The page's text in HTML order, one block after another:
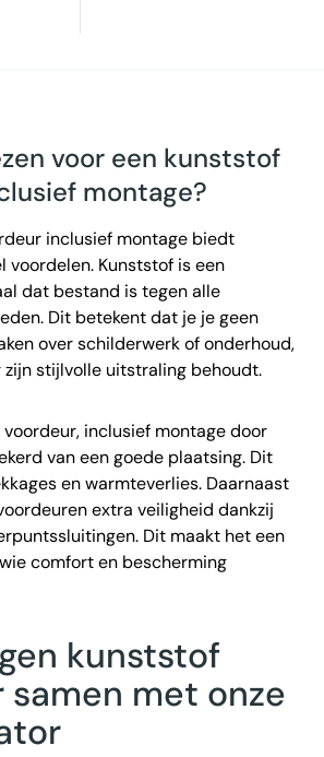
voor een kunststof
montage?
inclusief montage biedt
voordelen. Kunststof is een
dat bestand is tegen alle
Dit betekent dat je je geen
over schilderwerk of onderhoud,
stijlvolle uitstraling behoudt.
inclusief montage door
van een goede plaatsing. Dit
en warmteverlies. Daarnaast
extra veiligheid dankzij
Dit maakt het een
comfort en bescherming
kunststof
samen met onze